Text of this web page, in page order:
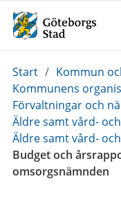
Du
är
här:
Start / Kommun
Kommunens
Förvaltningar och
Äldre samt vård-
Äldre samt vård-
Budget och
omsorgsnämnden